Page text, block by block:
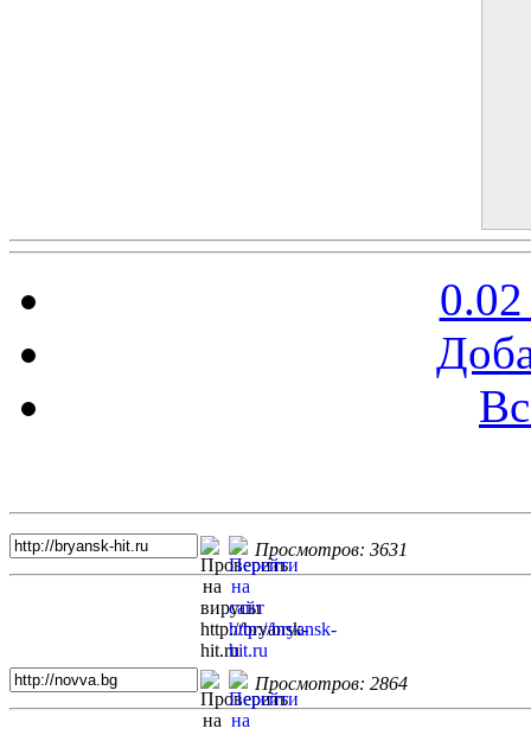
Просмотров: 3631
Просмотров: 2864